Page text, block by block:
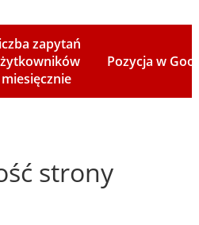
zapytań
miesięcznie
Pozycja w
strony